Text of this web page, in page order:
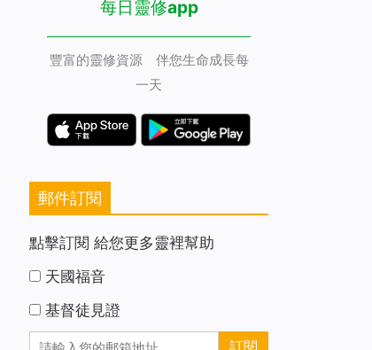
每日靈修app
豐富的靈修資源 伴您生命成長每
一天
郵件訂閱
點擊訂閱 給您更多靈裡幫助
天國福音
基督徒見證